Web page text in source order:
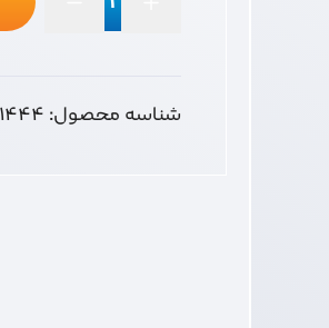
anchor
شناسه محصول: